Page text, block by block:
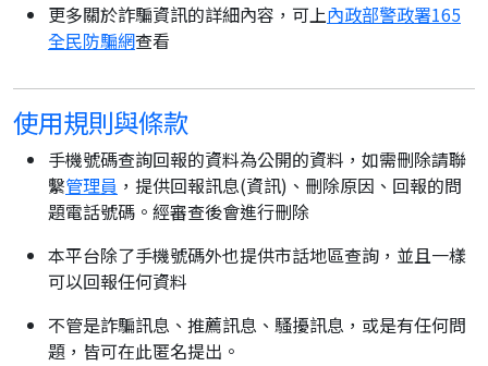
更多關於詐騙資訊的詳細內容，可上內政部警政署165
全民防騙網查看
使用規則與條款
手機號碼查詢回報的資料為公開的資料，如需刪除請聯
繫管理員 ，提供回報訊息(資訊)、刪除原因、回報的問
題電話號碼。經審查後會進行刪除
本平台除了手機號碼外也提供市話地區查詢，並且一樣
可以回報任何資料
不管是詐騙訊息、推薦訊息、騷擾訊息，或是有任何問
題，皆可在此匿名提出。